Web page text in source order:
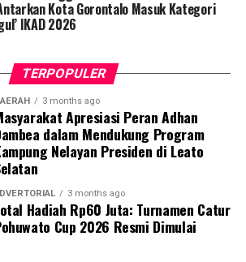
Pohuwato. Siapa pun yang terbukti
kami tindak tegas dan proses
berlaku. Komitmen kami jelas,
terhadap PETI dilakukan secara
IPTU Renly.
bukti beserta kedua terduga
ke Mapolres Pohuwato guna
intensif. Penyidik Satreskrim
penyidikan (mindik) dan
saksi untuk membongkar
ilegal tersebut secara
Kota Gorontalo Masuk Kategori
IKAD 2026
TERPOPULER
3 months ago
Apresiasi Peran Adhan
dalam Mendukung Program
Nelayan Presiden di Leato
3 months ago
Hadiah Rp60 Juta: Turnamen Catur
Cup 2026 Resmi Dimulai